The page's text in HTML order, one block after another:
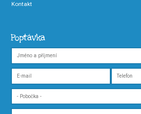
Kontakt
Poptávka